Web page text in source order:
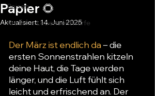
Reisen
Kreative Lebensentwürfe
Papier 🌻
Aktualisiert: 14. Juni 2025
Der März ist endlich da – die
ersten Sonnenstrahlen kitzeln
deine Haut, die Tage werden
länger, und die Luft fühlt sich
leicht und erfrischend an. Der